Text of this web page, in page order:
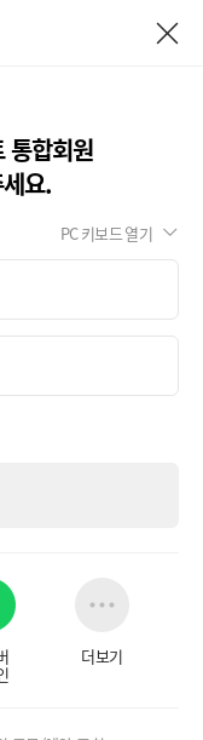
통합회원
요.
PC 키보드 열기
더보기